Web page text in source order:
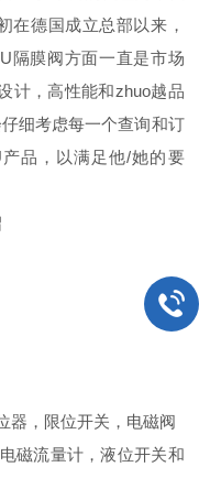
在德国成立总部以来，
隔膜阀方面一直是市场
计，高性能和zhuo越品
细考虑每一个查询和订
品，以满足他/她的要
器，限位开关，电磁阀
磁流量计，液位开关和